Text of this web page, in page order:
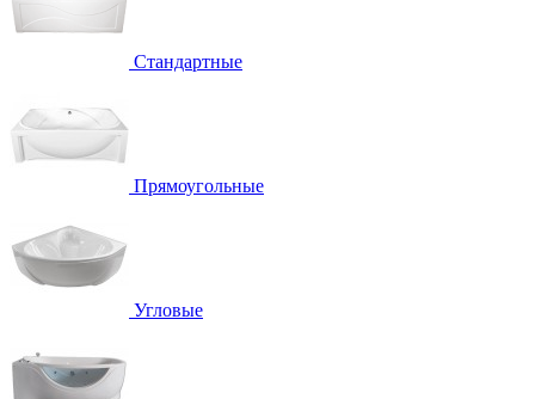
Стандартные
Прямоугольные
Угловые